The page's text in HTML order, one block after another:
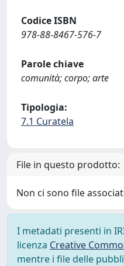
Codice ISBN
978-88-8467-576-7
Parole chiave
comunità; corpo; arte
Tipologia:
7.1 Curatela
File in questo prodotto:
Non ci sono file
I metadati presenti in
licenza Creative
mentre i file delle